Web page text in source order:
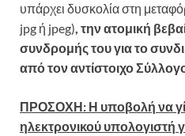
υπάρχει δυσκολία στη
jpg ή jpeg), την ατομική
συνδρομής του για το
από τον αντίστοιχο
ΠΡΟΣΟΧΗ: Η υποβολή να
ηλεκτρονικού υπολογιστή